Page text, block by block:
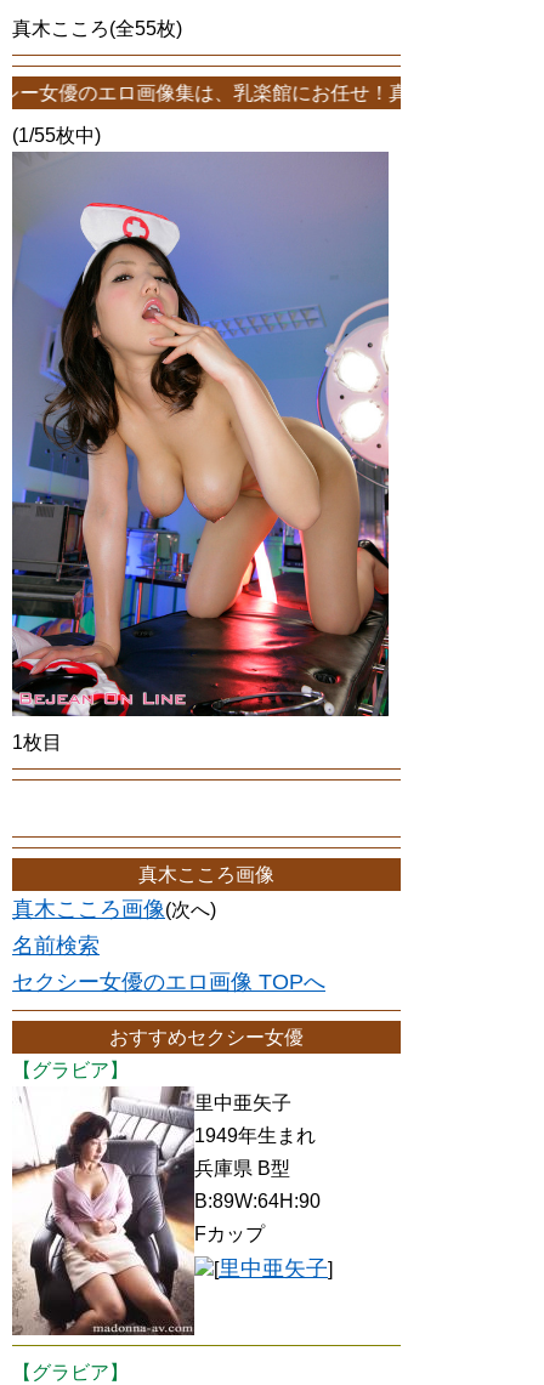
真木こころ(全55枚)
画像集は、乳楽館にお任せ！真木こころエロ画像が55枚！
(1/55枚中)
1枚目
真木こころ画像
真木こころ画像(次へ)
名前検索
セクシー女優のエロ画像 TOPへ
おすすめセクシー女優
【グラビア】
里中亜矢子
1949年生まれ
兵庫県 B型
B:89W:64H:90
Fカップ
[里中亜矢子]
【グラビア】